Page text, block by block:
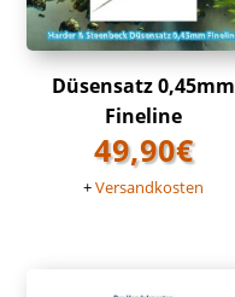
Düsensatz 0,45mm
Fineline
49,90€
+Versandkosten